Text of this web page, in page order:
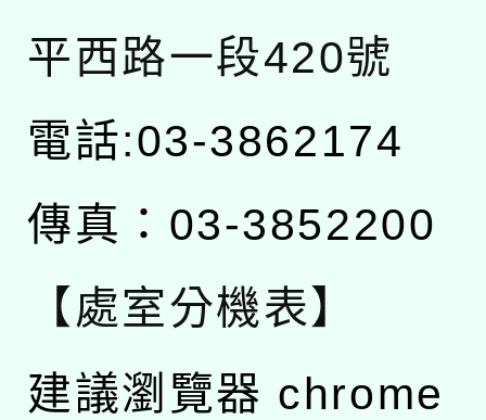
平西路一段420號
電話:03-3862174
傳真：03-3852200
【處室分機表】
建議瀏覽器 chrome